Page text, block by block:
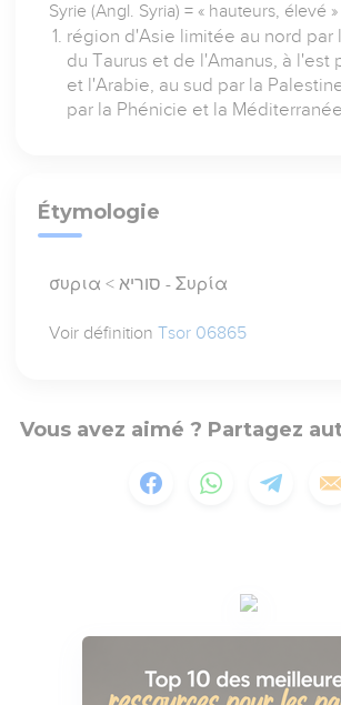
Syrie (Angl. Syria) = « hauteurs, élevé »
région d'Asie limitée au nord par
du Taurus et de l'Amanus, à l'est
et l'Arabie, au sud par la
par la Phénicie et la Méditerranée
Étymologie
συρια < סוריא - Συρία
Voir définitionTsor 06865
Vous avez aimé ? Partagez